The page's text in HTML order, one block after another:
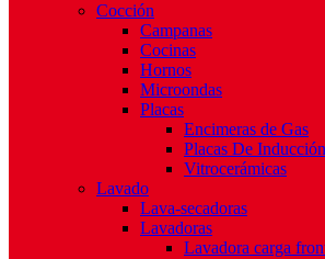
Cocción
Campanas
Cocinas
Hornos
Microondas
Placas
Encimeras de Gas
Placas De Inducción
Vitrocerámicas
Lavado
Lava-secadoras
Lavadoras
Lavadora carga